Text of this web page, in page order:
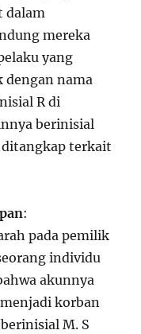
dalam
mereka
yang
dengan nama
R di
berinisial
ditangkap terkait
:
pada pemilik
individu
akunnya
korban
M. S